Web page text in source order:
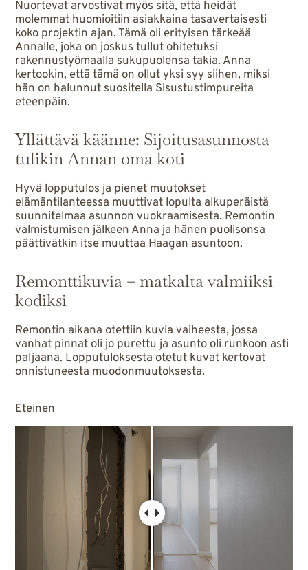
Nuortevat arvostivat myös sitä, että heidät
molemmat huomioitiin asiakkaina tasavertaisesti
koko projektin ajan. Tämä oli erityisen tärkeää
Annalle, joka on joskus tullut ohitetuksi
rakennustyömaalla sukupuolensa takia. Anna
kertookin, että tämä on ollut yksi syy siihen, miksi
hän on halunnut suositella Sisustustimpureita
eteenpäin.
Yllättävä käänne: Sijoitusasunnosta
tulikin Annan oma koti
Hyvä lopputulos ja pienet muutokset
elämäntilanteessa muuttivat lopulta alkuperäistä
suunnitelmaa asunnon vuokraamisesta. Remontin
valmistumisen jälkeen Anna ja hänen puolisonsa
päättivätkin itse muuttaa Haagan asuntoon.
Remonttikuvia – matkalta valmiiksi
kodiksi
Remontin aikana otettiin kuvia vaiheesta, jossa
vanhat pinnat oli jo purettu ja asunto oli runkoon asti
paljaana. Lopputuloksesta otetut kuvat kertovat
onnistuneesta muodonmuutoksesta.
Eteinen